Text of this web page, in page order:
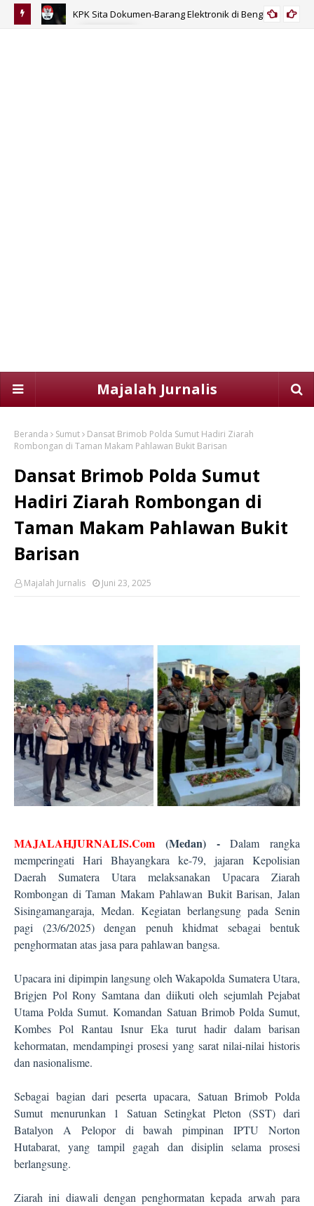
KPK Sita Dokumen-Barang Elektronik di Bengkulu
Majalah Jurnalis
Beranda Sumut
Dansat Brimob Polda Sumut Hadiri Ziarah
Rombongan di Taman Makam Pahlawan Bukit Barisan
Dansat Brimob Polda Sumut
Hadiri Ziarah Rombongan di
Taman Makam Pahlawan Bukit
Barisan
Majalah Jurnalis Juni 23, 2025
MAJALAHJURNALIS.Com (Medan) -Dalam rangka
memperingati Hari Bhayangkara ke-79, jajaran Kepolisian
Daerah Sumatera Utara melaksanakan Upacara Ziarah
Rombongan di Taman Makam Pahlawan Bukit Barisan, Jalan
Sisingamangaraja, Medan. Kegiatan berlangsung pada Senin
pagi (23/6/2025) dengan penuh khidmat sebagai bentuk
penghormatan atas jasa para pahlawan bangsa.
Upacara ini dipimpin langsung oleh Wakapolda Sumatera Utara,
Brigjen Pol Rony Samtana dan diikuti oleh sejumlah Pejabat
Utama Polda Sumut. Komandan Satuan Brimob Polda Sumut,
Kombes Pol Rantau Isnur Eka turut hadir dalam barisan
kehormatan, mendampingi prosesi yang sarat nilai-nilai historis
dan nasionalisme.
Sebagai bagian dari peserta upacara, Satuan Brimob Polda
Sumut menurunkan 1 Satuan Setingkat Pleton (SST) dari
Batalyon A Pelopor di bawah pimpinan IPTU Norton
Hutabarat, yang tampil gagah dan disiplin selama prosesi
berlangsung.
Ziarah ini diawali dengan penghormatan kepada arwah para